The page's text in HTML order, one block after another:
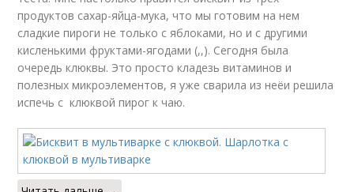
продуктов сахар-яйца-мука, что мы готовим на нем
сладкие пироги не только с яблоками, но и с другими
кисленькими фруктами-ягодами (,,). Сегодня была
очередь клюквы. Это просто кладезь витаминов и
полезных микроэлементов, я уже сварила из неёи решила
испечь с клюквой пирог к чаю.